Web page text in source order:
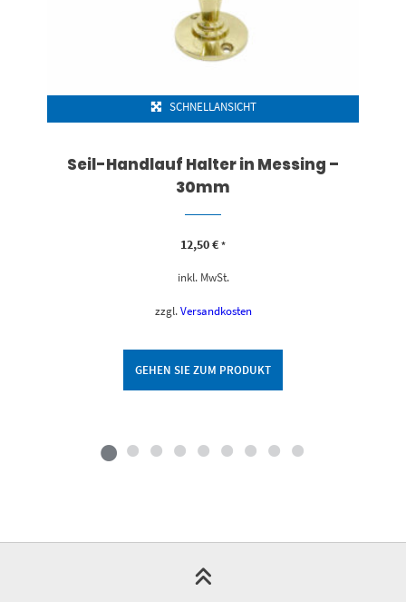
SCHNELLANSICHT
Seil-Handlauf Halter in Messing –
30mm
12,50€ *
inkl. MwSt.
zzgl. Versandkosten
GEHEN SIE ZUM PRODUKT